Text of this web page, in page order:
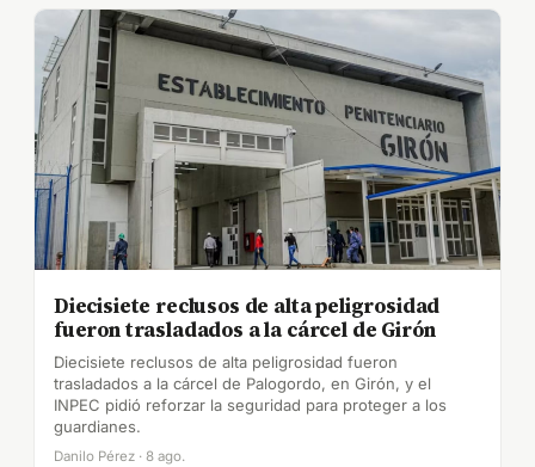
Diecisiete reclusos de alta peligrosidad
fueron trasladados a la cárcel de Girón
Diecisiete reclusos de alta peligrosidad fueron
trasladados a la cárcel de Palogordo, en Girón, y el
INPEC pidió reforzar la seguridad para proteger a los
guardianes.
Danilo Pérez · 8 ago.